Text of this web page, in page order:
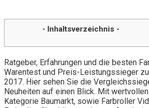
- Inhaltsverzeichnis -
Ratgeber, Erfahrungen und die besten
Warentest und Preis-Leistungssieger
2017. Hier sehen Sie die
Neuheiten auf einen Blick. Mit
Kategorie Baumarkt, sowie Farbroller